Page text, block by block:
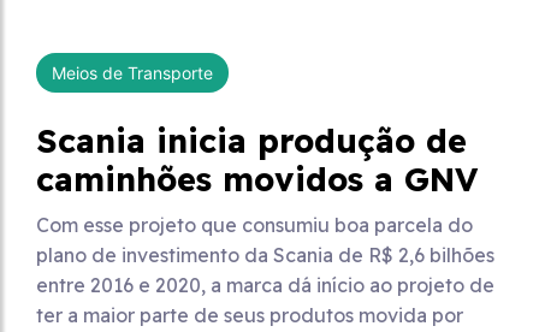
Meios de Transporte
Scania inicia produção de
caminhões movidos a GNV
Com esse projeto que consumiu boa parcela do
plano de investimento da Scania de R$ 2,6 bilhões
entre 2016 e 2020, a marca dá início ao projeto de
ter a maior parte de seus produtos movida por